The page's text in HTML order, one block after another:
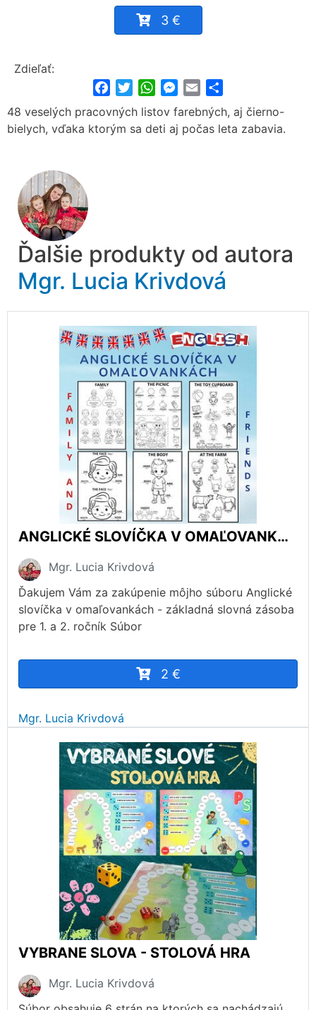
3 €
Zdieľať:
FacebookTwitterWhatsApp
Messenger
Email
48 veselých pracovných listov farebných, aj čierno-
bielych, vďaka ktorým sa deti aj počas leta zabavia.
Ďalšie produkty od autora
Mgr. Lucia Krivdová
ANGLICKÉ SLOVÍČKA V OMAĽOVANKÁCH
Mgr. Lucia Krivdová
Ďakujem Vám za zakúpenie môjho súboru Anglické
slovíčka v omaľovankách - základná slovná zásoba
pre 1. a 2. ročník Súbor
2 €
Mgr. Lucia Krivdová
VYBRANE SLOVA - STOLOVÁ HRA
Mgr. Lucia Krivdová